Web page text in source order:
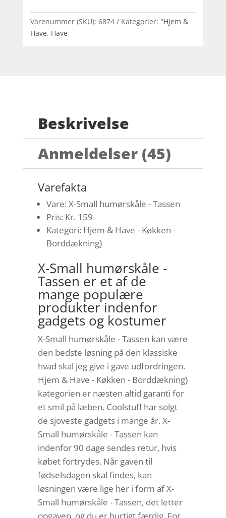
Varenummer (SKU): 6874 Kategorier: "Hjem &
Have, Have
Beskrivelse
Anmeldelser (45)
Varefakta
Vare: X-Small humørskåle - Tassen
Pris: Kr. 159
Kategori: Hjem & Have - Køkken -
Borddækning}
X-Small humørskåle -
Tassen er et af de
mange populære
produkter indenfor
gadgets og kostumer
X-Small humørskåle - Tassen kan være
den bedste løsning på den klassiske
hvad skal jeg give i gave udfordringen.
Hjem & Have - Køkken - Borddækning}
kategorien er næsten altid garanti for
et smil på læben. Coolstuff har solgt
de sjoveste gadgets i mange år. X-
Small humørskåle - Tassen kan
indenfor 90 dage sendes retur, hvis
købet fortrydes. Når gaven til
fødselsdagen skal findes, kan
løsningen være lige her i form af X-
Small humørskåle - Tassen, det letter